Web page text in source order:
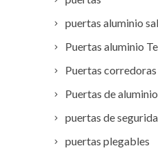
puertas aluminio
Puertas aluminio
Puertas
Puertas de aluminio
puertas de
puertas plegables